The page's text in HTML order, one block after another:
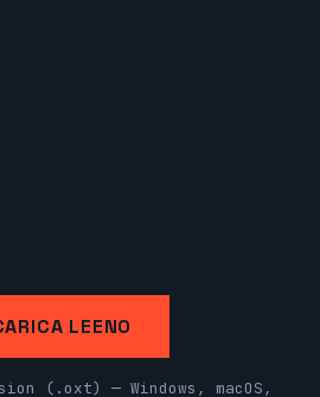
LEENO
(.oxt) — Windows, macOS,